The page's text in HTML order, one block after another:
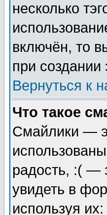
несколько
включён, то
при
Вернуться к
Что такое
Смайлики —
радость, :( —
увидеть в
используя